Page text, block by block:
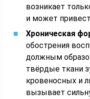
возникает
и может
Хроническая
обострения
должным
твёрдые ткани
кровеносных и
вызывает